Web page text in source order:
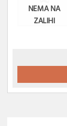
NEMA NA
ZALIHI